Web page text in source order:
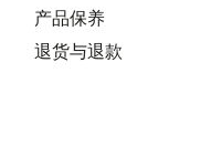
产品保养
退货与退款